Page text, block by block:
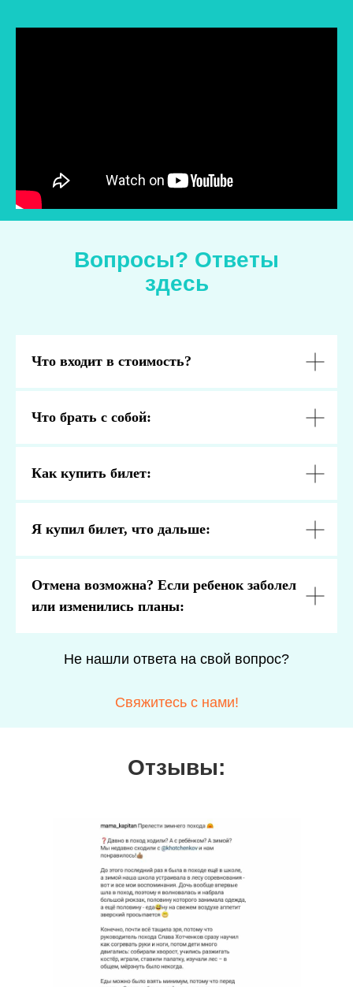
Вопросы? Ответы
здесь
Что входит в стоимость?
Что брать с собой:
Как купить билет:
Я купил билет, что дальше:
Отмена возможна? Если ребенок заболел
или изменились планы:
Не нашли ответа на свой вопрос?
Свяжитесь с нами!
Отзывы: